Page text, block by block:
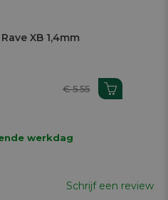
XB 1,4mm
€ 5.55
werkdag
Schrijf een review